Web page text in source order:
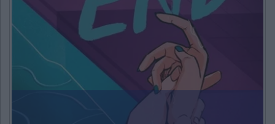
Bibliothèque de la Pléiade Critique et histoire littéraire
Classiques scolaires Littérature ancienne et médiévale
Littérature de voyage Audio - Livres lus
Littérature en version originale Humour
Ecologie - Environnement Religions - Spiritualités
Histoire de France Biographies historiques
Histoire - Généralités Histoire des pays
Histoire ancienne Géographie
Danse